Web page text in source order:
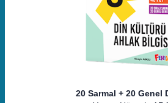
20 Sarmal + 20 Genel